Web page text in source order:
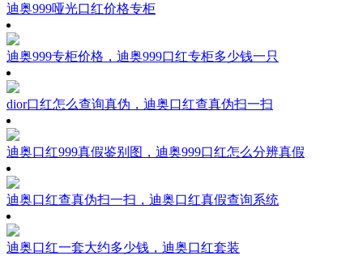
迪奥999哑光口红价格专柜
迪奥999专柜价格，迪奥999口红专柜多少钱一只
dior口红怎么查询真伪，迪奥口红查真伪扫一扫
迪奥口红999真假鉴别图，迪奥999口红怎么分辨真假
迪奥口红查真伪扫一扫，迪奥口红真假查询系统
迪奥口红一套大约多少钱，迪奥口红套装